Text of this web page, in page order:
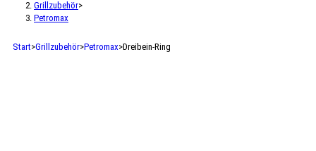
Grillzubehör>
Petromax
Start>Grillzubehör>Petromax>Dreibein-Ring